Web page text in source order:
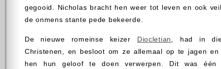
gegooid. Nicholas bracht hen weer tot leven en ook
de onmens stante pede bekeerde.
De nieuwe romeinse keizer Diocletian
, had in
Christenen, en besloot om ze allemaal op te jagen
hen hun geloof te doen verwerpen. Dit was één